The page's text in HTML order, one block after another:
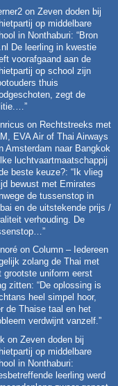
on Zeven doden bij
op middelbare
in Nonthaburi: “Bron
De leerling in kwestie
voorafgaand aan de
op school zijn
thuis
zegt de
”
on Rechtstreeks met
EVA Air of Thai Airways
Amsterdam naar Bangkok
luchtvaartmaatschappij
beste keuze?: “ Ik vlieg
bewust met Emirates
de tussenstop in
en de uitstekende prijs /
verhouding. De
”
on Column – Iedereen
zolang de Thai met
grootste uniform eerst
zitten: “De oplossing is
heel simpel hoor,
de Thaise taal en het
verdwijnt vanzelf.”
on Zeven doden bij
op middelbare
in Nonthaburi:
leerling werd